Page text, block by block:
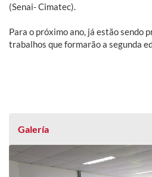
(Senai- Cimatec).
Para o próximo ano, já estão sendo
trabalhos que formarão a segunda
Galería